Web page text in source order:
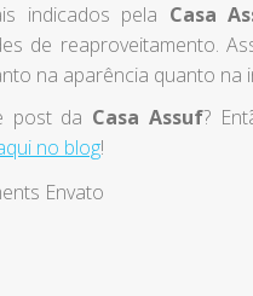
indicados pela Casa
de reaproveitamento.
na aparência quanto na
post da Casa Assuf?
no blog!
Envato